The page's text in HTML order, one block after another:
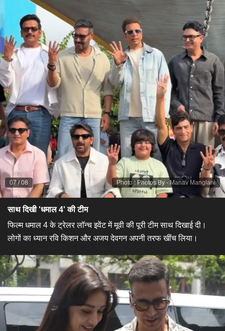
Photo: Photos By - Manav Manglani
07 /08
साथ दिखी 'धमाल 4' की टीम
फिल्म धमाल 4 के ट्रेलर लॉन्च इवेंट में मूवी की पूरी टीम साथ दिखाई दी।
लोगों का ध्यान रवि किशन और अजय देवगन अपनी तरफ खींच लिया।